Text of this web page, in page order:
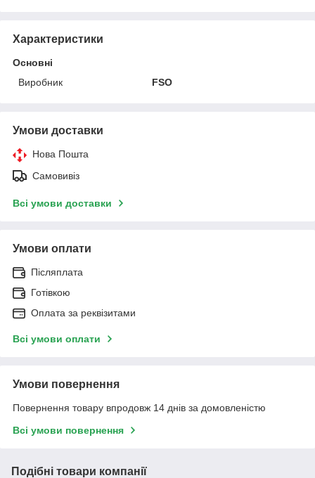
Характеристики
Основні
Виробник
FSO
Умови доставки
Нова Пошта
Самовивіз
Всі умови доставки
Умови оплати
Післяплата
Готівкою
Оплата за реквізитами
Всі умови оплати
Умови повернення
Повернення товару впродовж 14 днів за домовленістю
Всі умови повернення
Подібні товари компанії